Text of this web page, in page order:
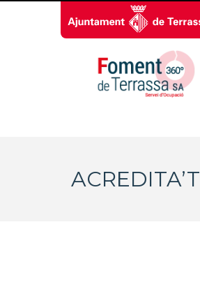
ACREDITA’T